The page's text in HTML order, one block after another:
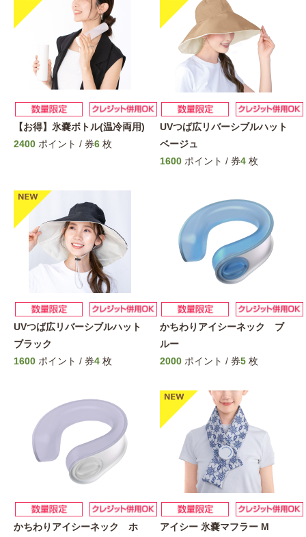
【お得】氷嚢ボトル(温冷両用)
2400 ポイント / 券6 枚
UVつば広リバーシブルハット
ベージュ
1600 ポイント / 券4 枚
UVつば広リバーシブルハット
ブラック
1600 ポイント / 券4 枚
かちわりアイシーネック ブ
ルー
2000 ポイント / 券5 枚
かちわりアイシーネック ホ
アイシー 氷嚢マフラー M